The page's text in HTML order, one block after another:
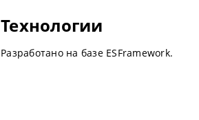
Технологии
Разработано на базе ESFramework.